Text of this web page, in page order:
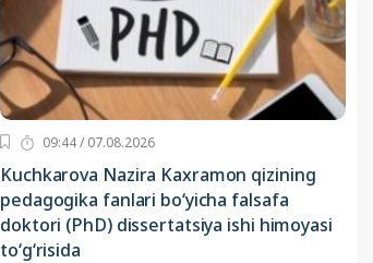
09:44 / 07.08.2026
Kuchkarova Nazira Kaxramon qizining
pedagogika fanlari bo‘yicha falsafa
doktori (PhD) dissertatsiya ishi himoyasi
to‘g‘risida